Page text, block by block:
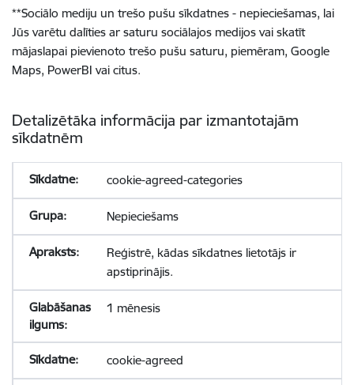
**Sociālo mediju un trešo pušu sīkdatnes - nepieciešamas, lai
Jūs varētu dalīties ar saturu sociālajos medijos vai skatīt
mājaslapai pievienoto trešo pušu saturu, piemēram, Google
Maps, PowerBI vai citus.
Detalizētāka informācija par izmantotajām
sīkdatnēm
cookie-agreed-categories
Nepieciešams
Reģistrē, kādas sīkdatnes lietotājs ir
apstiprinājis.
1 mēnesis
cookie-agreed